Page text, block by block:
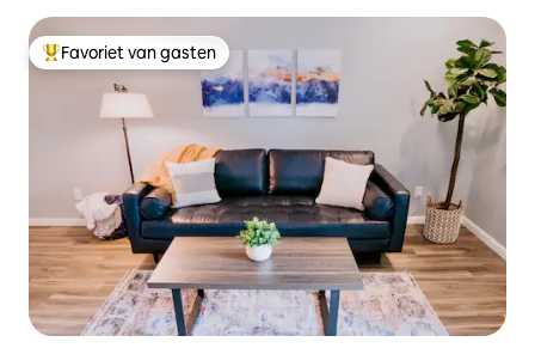
Topfavoriet van gasten
Favoriet van gasten